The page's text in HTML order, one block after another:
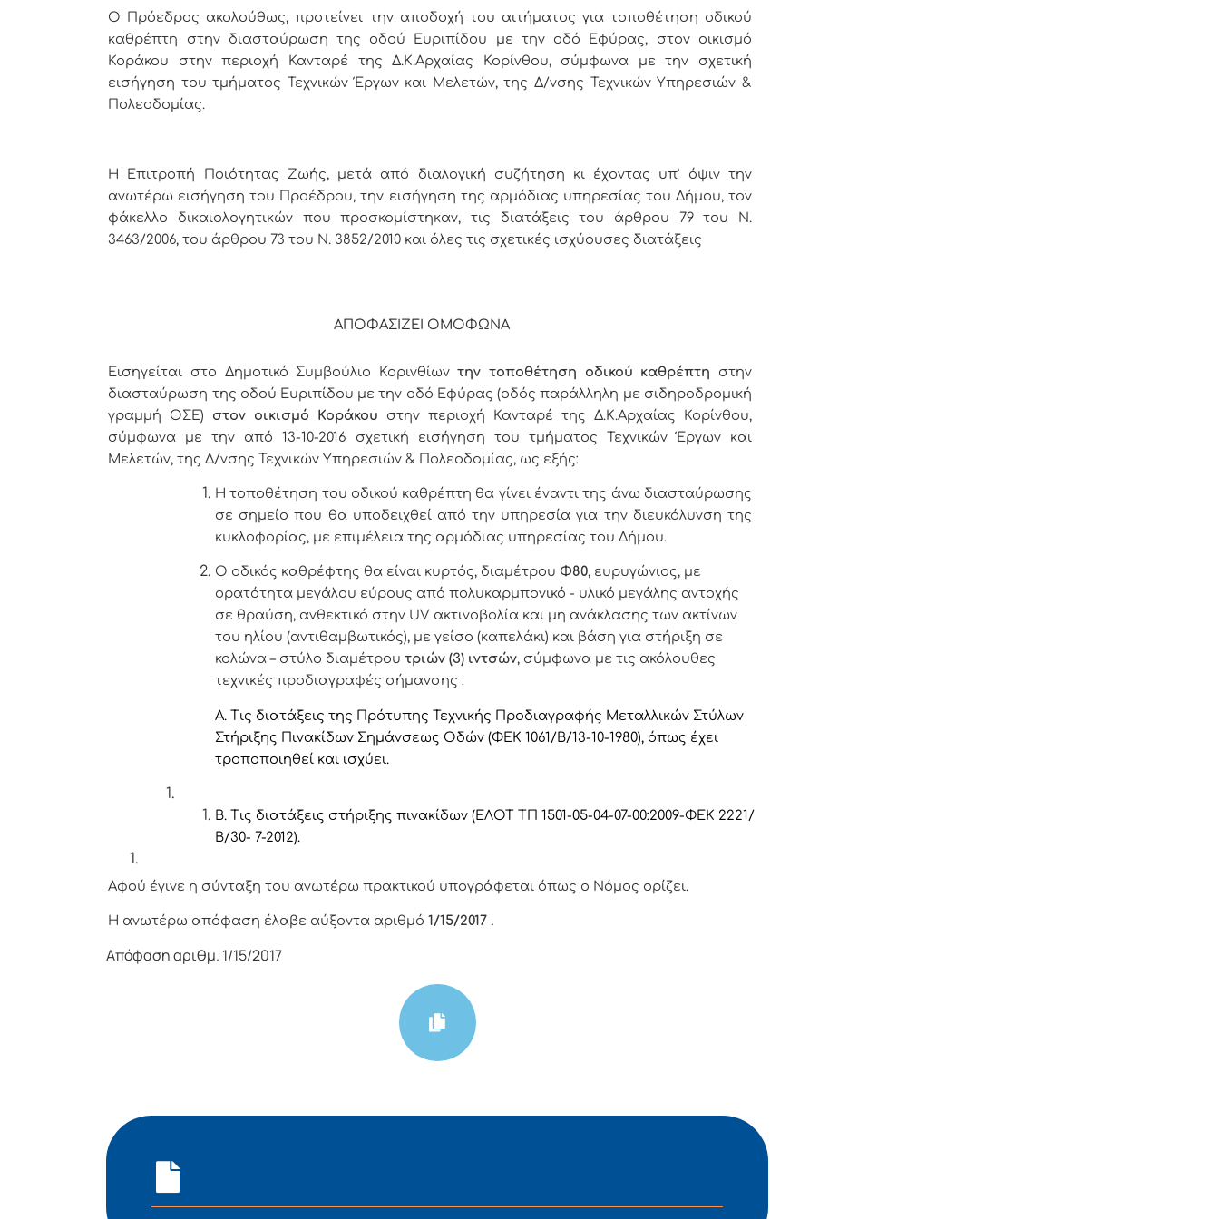
Ο Πρόεδρος ακολούθως, προτείνει την αποδοχή του αιτήματος για τοποθέτηση οδικού
καθρέπτη στην διασταύρωση της οδού Ευριπίδου με την οδό Εφύρας, στον οικισμό
Κοράκου στην περιοχή Κανταρέ της Δ.Κ.Αρχαίας Κορίνθου, σύμφωνα με την σχετική
εισήγηση του τμήματος Τεχνικών Έργων και Μελετών, της Δ/νσης Τεχνικών Υπηρεσιών &
Πολεοδομίας.
Η Επιτροπή Ποιότητας Ζωής, μετά από διαλογική συζήτηση κι έχοντας υπ’ όψιν την
ανωτέρω εισήγηση του Προέδρου, την εισήγηση της αρμόδιας υπηρεσίας του Δήμου, τον
φάκελλο δικαιολογητικών που προσκομίστηκαν, τις διατάξεις του άρθρου 79 του Ν.
3463/2006, του άρθρου 73 του Ν. 3852/2010 και όλες τις σχετικές ισχύουσες διατάξεις
ΑΠΟΦΑΣΙΖΕΙ ΟΜΟΦΩΝΑ
Εισηγείται στο Δημοτικό Συμβούλιο Κορινθίωντηντοποθέτηση οδικού καθρέπτη
στην
διασταύρωση της οδού Ευριπίδου με την οδό Εφύρας (οδός παράλληλη με σιδηροδρομική
γραμμή ΟΣΕ) στον οικισμό Κοράκου στην περιοχή Κανταρέ της Δ.Κ.Αρχαίας Κορίνθου,
σύμφωνα με την από 13-10-2016 σχετική εισήγηση του τμήματος Τεχνικών Έργων και
Μελετών, της Δ/νσης Τεχνικών Υπηρεσιών & Πολεοδομίας, ως εξής:
Η τοποθέτηση του οδικού καθρέπτη θα γίνει έναντι της άνω διασταύρωσης
σε σημείο που θα υποδειχθεί από την υπηρεσία για την διευκόλυνση της
κυκλοφορίας, με επιμέλεια της αρμόδιας υπηρεσίας του Δήμου.
O οδικός καθρέφτης θα είναι κυρτός, διαμέτρου Φ80, ευρυγώνιος, με
ορατότητα μεγάλου εύρους από πολυκαρμπονικό - υλικό μεγάλης αντοχής
σε θραύση, ανθεκτικό στην UV ακτινοβολία και μη ανάκλασης των ακτίνων
του ηλίου (αντιθαμβωτικός), με γείσο (καπελάκι) και βάση για στήριξη σε
κολώνα – στύλο διαμέτρου τριών (3) ιντσών, σύμφωνα με τις ακόλουθες
τεχνικές προδιαγραφές σήμανσης :
Α. Τις διατάξεις της Πρότυπης Τεχνικής Προδιαγραφής Μεταλλικών Στύλων
Στήριξης Πινακίδων Σημάνσεως Οδών (ΦΕΚ 1061/Β/13-10-1980), όπως έχει
τροποποιηθεί και ισχύει.
Β. Τις διατάξεις στήριξης πινακίδων (ΕΛΟΤ ΤΠ 1501-05-04-07-00:2009-ΦΕΚ 2221/
Β/30- 7-2012).
Αφού έγινε η σύνταξη του ανωτέρω πρακτικού υπογράφεται όπως ο Νόμος ορίζει.
Η ανωτέρω απόφαση έλαβε αύξοντα αριθμό 1/15/2017 .
Απόφαση αριθμ. 1/15/2017